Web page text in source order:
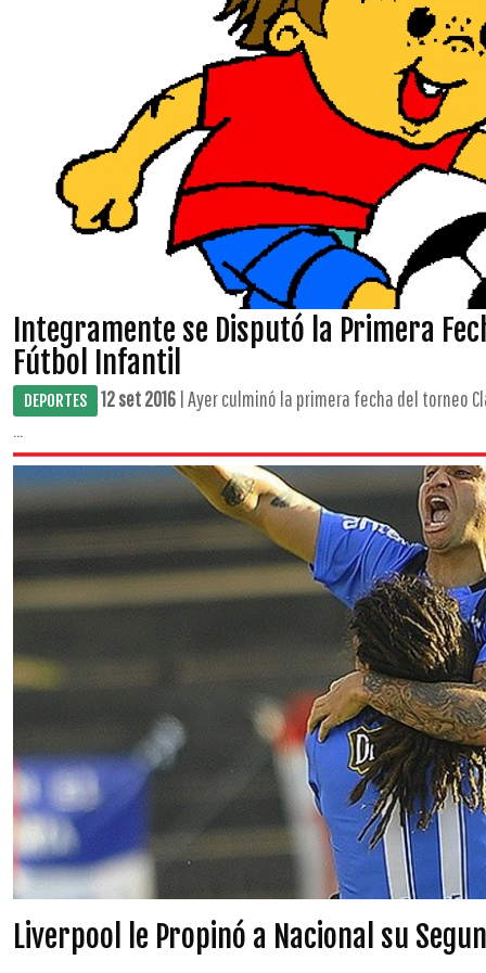
Integramente se Disputó la Primera
Fútbol Infantil
DEPORTES 12 set 2016 | Ayer culminó la primera fecha del torneo
...
Liverpool le Propinó a Nacional su